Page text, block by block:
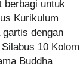
berbagi untuk
Kurikulum
dengan
10 Kolom
Buddha